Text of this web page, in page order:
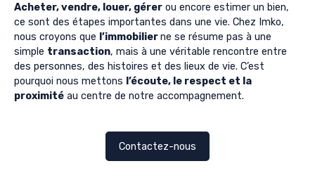
Acheter, vendre, louer, gérer ou encore estimer un bien,
ce sont des étapes importantes dans une vie. Chez Imko,
nous croyons que l’immobilierne se résume pas à une
simple transaction, mais à une véritable rencontre entre
des personnes, des histoires et des lieux de vie. C’est
pourquoi nous mettons l’écoute, le respect et la
proximité au centre de notre accompagnement.
Contactez-nous